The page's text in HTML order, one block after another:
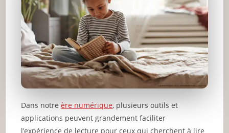
Dans notreère numérique, plusieurs outils et
applications peuvent grandement faciliter
l’expérience de lecture pour ceux qui cherchent à lire